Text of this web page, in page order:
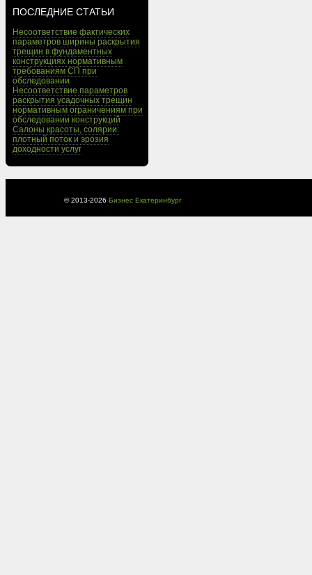
ПОСЛЕДНИЕ СТАТЬИ
Несоответствие фактических
параметров ширины раскрытия
трещин в фундаментных
конструкциях нормативным
требованиям СП при
обследовании
Несоответствие параметров
раскрытия усадочных трещин
нормативным ограничениям при
обследовании конструкций
Салоны красоты, солярии:
плотный поток и эрозия
доходности услуг
© 2013-2026 Бизнес Екатеринбург